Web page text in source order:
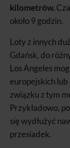
kilometrów.
około 9 godzin.
Loty z innych
Gdańsk, do
Los Angeles
europejskich
związku z tym
Przykładowo,
się wydłużyć
przesiadek.